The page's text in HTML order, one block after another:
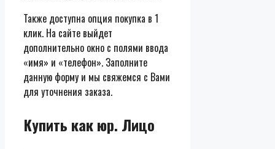
Также доступна опция покупка в 1
клик. На сайте выйдет
дополнительно окно с полями ввода
«имя» и «телефон». Заполните
данную форму и мы свяжемся с Вами
для уточнения заказа.
Купить как юр. Лицо